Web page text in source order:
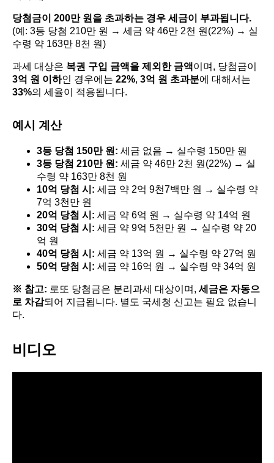
당첨금이 200만 원을 초과하는 경우 세금이 부과됩니다.
(예: 3등 당첨 210만 원 → 세금 약 46만 2천 원(22%) → 실
수령 약 163만 8천 원)
과세 대상은 복권 구입 금액을 제외한 금액이며, 당첨금이
3억 원 이하인 경우에는 22%, 3억 원 초과분에 대해서는
33%의 세율이 적용됩니다.
예시 계산
3등 당첨 150만 원: 세금 없음 → 실수령 150만 원
3등 당첨 210만 원: 세금 약 46만 2천 원(22%) → 실
수령 약 163만 8천 원
10억 당첨 시: 세금 약 2억 9천7백만 원 → 실수령 약
7억 3천만 원
20억 당첨 시: 세금 약 6억 원 → 실수령 약 14억 원
30억 당첨 시: 세금 약 9억 5천만 원 → 실수령 약 20
억 원
40억 당첨 시: 세금 약 13억 원 → 실수령 약 27억 원
50억 당첨 시: 세금 약 16억 원 → 실수령 약 34억 원
※ 참고: 로또 당첨금은 분리과세 대상이며, 세금은 자동으
로 차감되어 지급됩니다. 별도 국세청 신고는 필요 없습니
다.
비디오